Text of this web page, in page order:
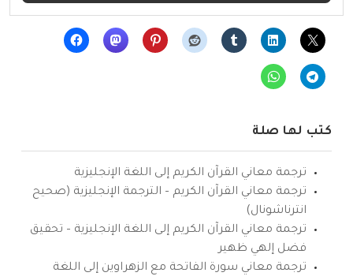
كتب لها صلة
ترجمة معاني القرآن الكريم إلى اللغة الإنجليزية
ترجمة معاني القرآن الكريم – الترجمة الإنجليزية (صحيح
انترناشونال)
ترجمة معاني القرآن الكريم إلى اللغة الإنجليزية – تحقيق
فضل إلهي ظهير
ترجمة معاني سورة الفاتحة مع الزهراوين إلى اللغة